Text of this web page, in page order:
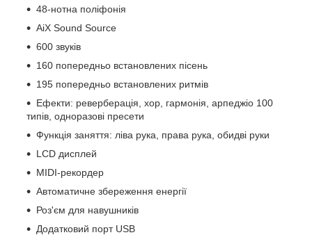
48-нотна поліфонія
AiX Sound Source
600 звуків
160 попередньо встановлених пісень
195 попередньо встановлених ритмів
Ефекти: реверберація, хор, гармонія, арпеджіо 100
типів, одноразові пресети
Функція заняття: ліва рука, права рука, обидві руки
LCD дисплей
MIDI-рекордер
Автоматичне збереження енергії
Роз'єм для навушників
Додатковий порт USB